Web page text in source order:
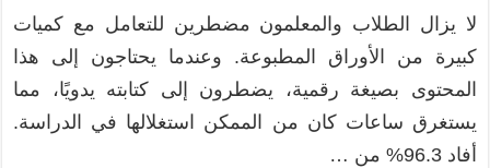
لا يزال الطلاب والمعلمون مضطرين للتعامل مع كميات
كبيرة من الأوراق المطبوعة. وعندما يحتاجون إلى هذا
المحتوى بصيغة رقمية، يضطرون إلى كتابته يدويًا، مما
يستغرق ساعات كان من الممكن استغلالها في الدراسة.
أفاد 96.3% من …